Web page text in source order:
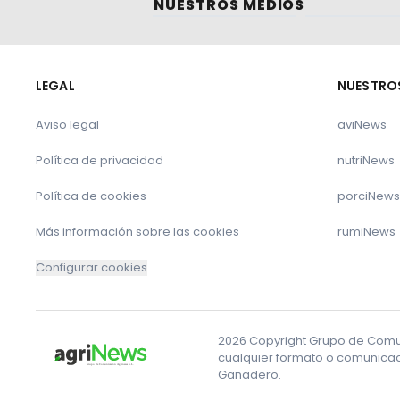
ASAJA Castilla y León. Precios a la baja y
La ganadería extensiva como sumidero de
El Programa Nacional de Erradicación de la
Hacia una visión equilibrada de la ganadería:
NUESTROS MEDIOS
LEGAL
Aviso legal
Política de privacidad
Política de cookies
Más información sobre las cookies
Configurar cookies
aviNews
nutriNews
porciNews
rumiNews
2026 Copyright Grupo de
cualquier formato o
Ganadero.